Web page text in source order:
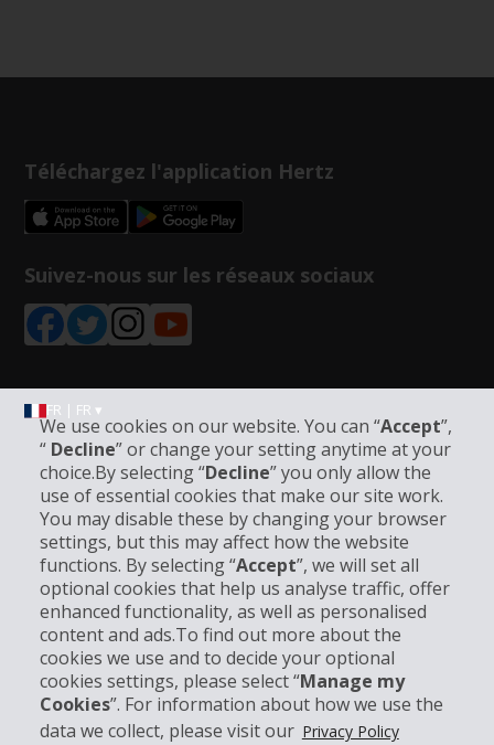
We use cookies on our website. You can “Accept”,
“ Decline” or change your setting anytime at your
choice.By selecting “Decline” you only allow the
use of essential cookies that make our site work.
You may disable these by changing your browser
settings, but this may affect how the website
functions. By selecting “Accept”, we will set all
optional cookies that help us analyse traffic, offer
enhanced functionality, as well as personalised
content and ads.To find out more about the
cookies we use and to decide your optional
cookies settings, please select “Manage my
Cookies”. For information about how we use the
data we collect, please visit our Privacy Policy
Téléchargez l'application Hertz
Suivez-nous sur les réseaux sociaux
FR | FR ▾
Informations sur l'entreprise
Entreprise
Support client
Réserver avec Hertz